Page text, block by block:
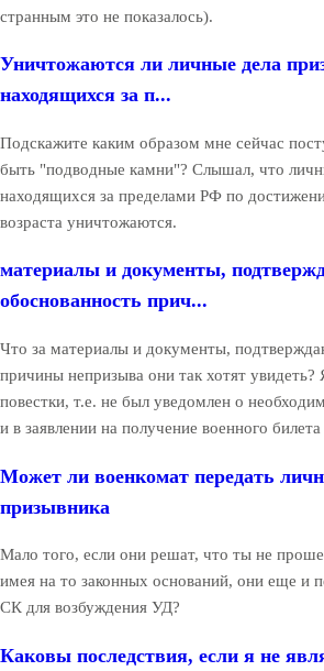
странным это не показалось).
Уничтожаются ли личные дела
находящихся за п...
Подскажите каким образом мне сейчас
быть "подводные камни"? Слышал, что
находящихся за пределами РФ по
возраста уничтожаются.
материалы и документы,
обоснованность прич...
Что за материалы и документы,
причины непризыва они так хотят увидеть?
повестки, т.е. не был уведомлен о
и в заявлении на получение военного билета
Может ли военкомат передать
призывника
Мало того, если они решат, что ты не
имея на то законных оснований, они еще и
СК для возбуждения УД?
Каковы последствия, если я не